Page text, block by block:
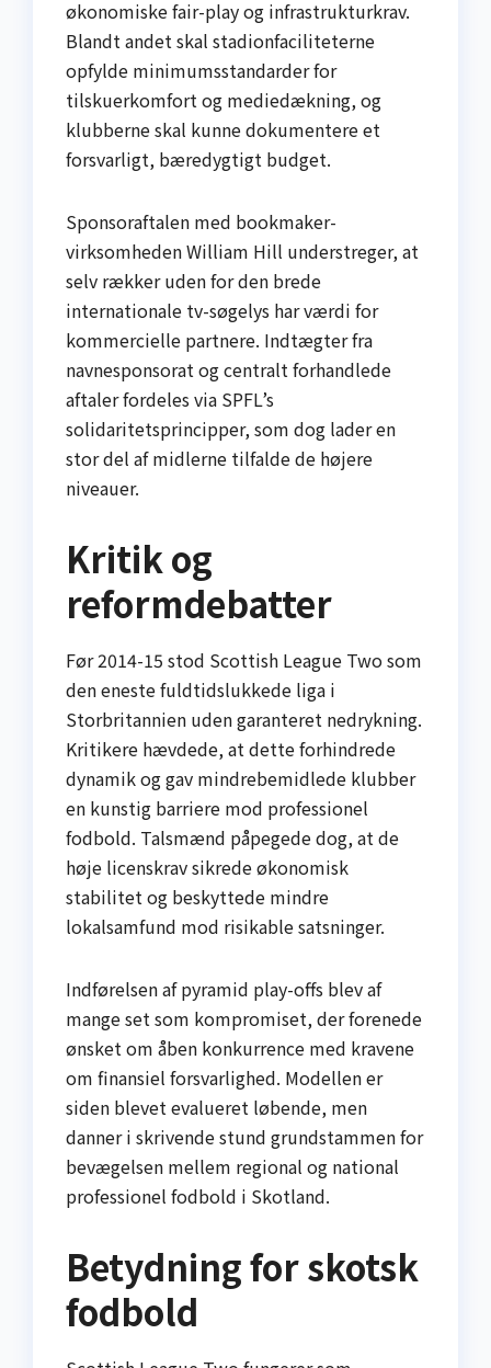
økonomiske fair-play og infrastrukturkrav.
Blandt andet skal stadionfaciliteterne
opfylde minimumsstandarder for
tilskuerkomfort og mediedækning, og
klubberne skal kunne dokumentere et
forsvarligt, bæredygtigt budget.
Sponsoraftalen med bookmaker-
virksomheden William Hill understreger, at
selv rækker uden for den brede
internationale tv-søgelys har værdi for
kommercielle partnere. Indtægter fra
navnesponsorat og centralt forhandlede
aftaler fordeles via SPFL’s
solidaritetsprincipper, som dog lader en
stor del af midlerne tilfalde de højere
niveauer.
Kritik og
reformdebatter
Før 2014-15 stod Scottish League Two som
den eneste fuldtidslukkede liga i
Storbritannien uden garanteret nedrykning.
Kritikere hævdede, at dette forhindrede
dynamik og gav mindrebemidlede klubber
en kunstig barriere mod professionel
fodbold. Talsmænd påpegede dog, at de
høje licenskrav sikrede økonomisk
stabilitet og beskyttede mindre
lokalsamfund mod risikable satsninger.
Indførelsen af pyramid play-offs blev af
mange set som kompromiset, der forenede
ønsket om åben konkurrence med kravene
om finansiel forsvarlighed. Modellen er
siden blevet evalueret løbende, men
danner i skrivende stund grundstammen for
bevægelsen mellem regional og national
professionel fodbold i Skotland.
Betydning for skotsk
fodbold